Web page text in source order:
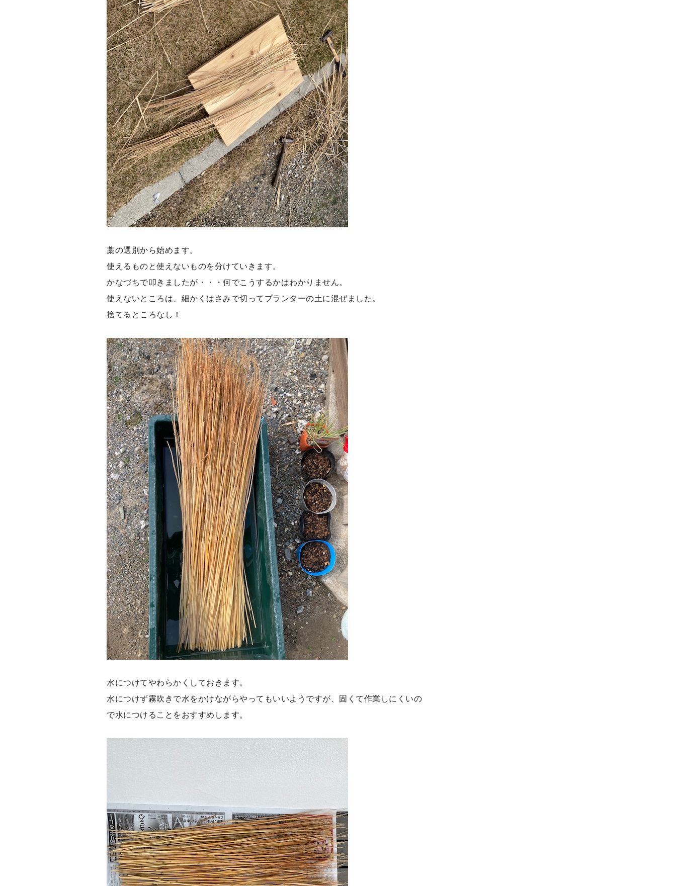
藁の選別から始めます。
使えるものと使えないものを分けていきます。
かなづちで叩きましたが・・・何でこうするかはわかりません。
使えないところは、細かくはさみで切ってプランターの土に混ぜました。
捨てるところなし！
水につけてやわらかくしておきます。
水につけず霧吹きで水をかけながらやってもいいようですが、固くて作業しにくいの
で水につけることをおすすめします。